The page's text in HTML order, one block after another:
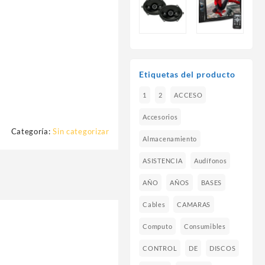
Categoría:Sin categorizar
Etiquetas del producto
1 2 ACCESO
Accesorios
Almacenamiento
ASISTENCIA Audífonos
AÑO AÑOS BASES
Cables CAMARAS
Computo Consumibles
CONTROL DE DISCOS